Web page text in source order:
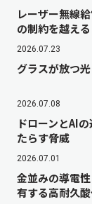
レーザー無線
の制約を越える
2026.07.23
グラスが放つ光
2026.07.08
ドローンとAI
たらす脅威
2026.07.01
金並みの導電
有する高耐久